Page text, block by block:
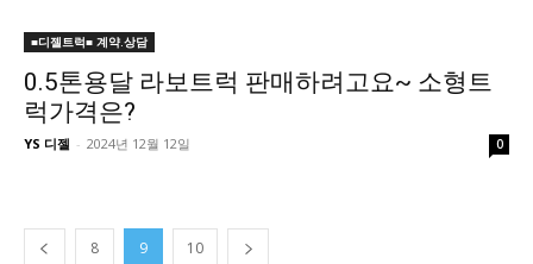
■디젤트럭■ 계약.상담
0.5톤용달 라보트럭 판매하려고요~ 소형트
럭가격은?
YS 디젤 - 2024년 12월 12일 0
8 9 10